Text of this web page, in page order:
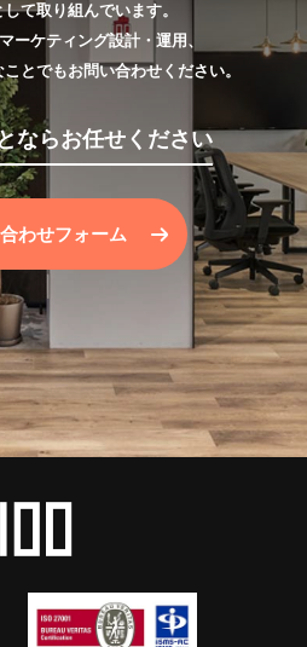
て取り組んでいます。
ーケティング設計・運用、
とでもお問い合わせください。
ならお任せください
わせフォーム